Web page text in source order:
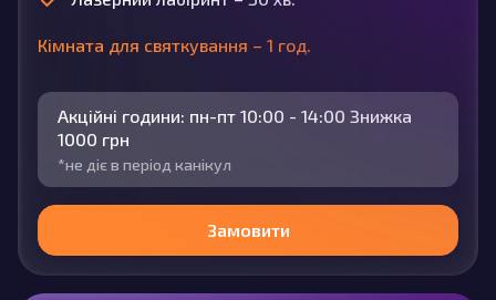
Кімната для святкування – 1 год.
Акційні години: пн-пт 10:00 - 14:00 Знижка
1000 грн
*не діє в період канікул
Замовити